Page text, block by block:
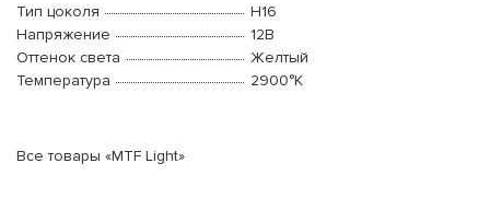
Тип цоколя
H16
Напряжение
12В
Оттенок света
Желтый
Температура
2900°K
Все товары «MTF Light»